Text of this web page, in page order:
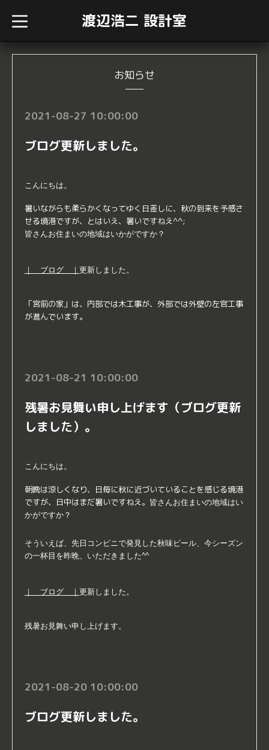
渡辺浩二 設計室
t
o
g
l
お知らせ
2021-08-27 10:00:00
ブログ更新しました。
こんにちは。
暑いながらも柔らかくなってゆく日差しに、秋の到来を予感さ
せる境港ですが、とはいえ、暑いですねえ^^;
皆さんお住まいの地域はいかがですか？
｜ ブログ ｜ 更新しました。
「宮前の家」は、内部では木工事が、外部では外壁の左官工事
が進んでいます。
2021-08-21 10:00:00
残暑お見舞い申し上げます（ブログ更新
しました）。
こんにちは。
朝晩は涼しくなり、日毎に秋に近づいていることを感じる境港
ですが、日中はまだ暑いですねえ。 皆さんお住まいの地域はい
かがですか？
そういえば、先日コンビニで発見した秋味ビール、今シーズン
の一杯目を昨晩、 いただきました^^
｜ ブログ ｜ 更新しました。
残暑お見舞い申し上げます。
2021-08-20 10:00:00
ブログ更新しました。